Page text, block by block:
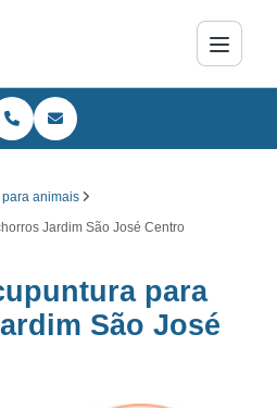
animais
Jardim São José Centro
para
São José